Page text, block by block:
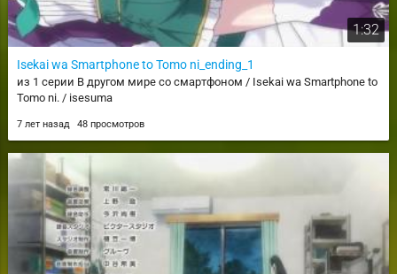
1:32
Isekai wa Smartphone to Tomo ni_ending_1
из 1 серии В другом мире со смартфоном / Isekai wa Smartphone to
Tomo ni. / isesuma
7 лет назад 48 просмотров